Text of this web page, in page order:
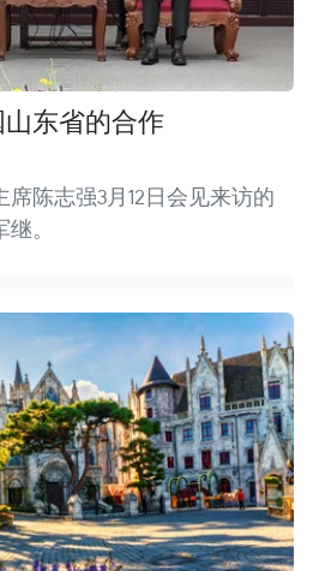
东省的合作
陈志强3月12日会见来访的
。